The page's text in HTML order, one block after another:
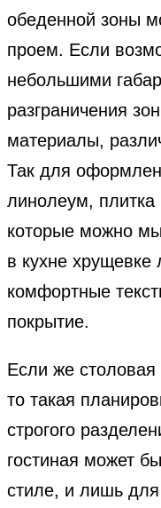
обеденной зоны
проем. Если
небольшими
разграничения
материалы,
Так для
линолеум,
которые можно
в кухне
комфортные
покрытие.
Если же столовая
то такая
строгого
гостиная может
стиле, и лишь